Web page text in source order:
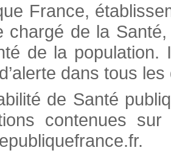
France,
chargé de la
de la
dans tous
de Santé
contenues